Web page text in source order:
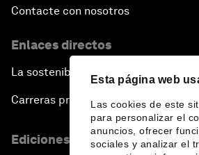
Esta página web
Las cookies de este
para personalizar el
anuncios, ofrecer
sociales y analizar el
Contacte con nosotros
Enlaces directos
La sostenibilidad en el Foro
Carreras profesionales
Ediciones en otros idiomas